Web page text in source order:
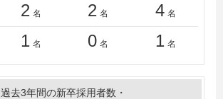
2 名 2 名 4 名
1 名 0 名 1 名
過去3年間の新卒採用者数・